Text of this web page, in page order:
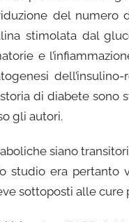
del
stimolata dal
e
di diabete sono
gli autori.
siano
era pertanto
sottoposti alle cure